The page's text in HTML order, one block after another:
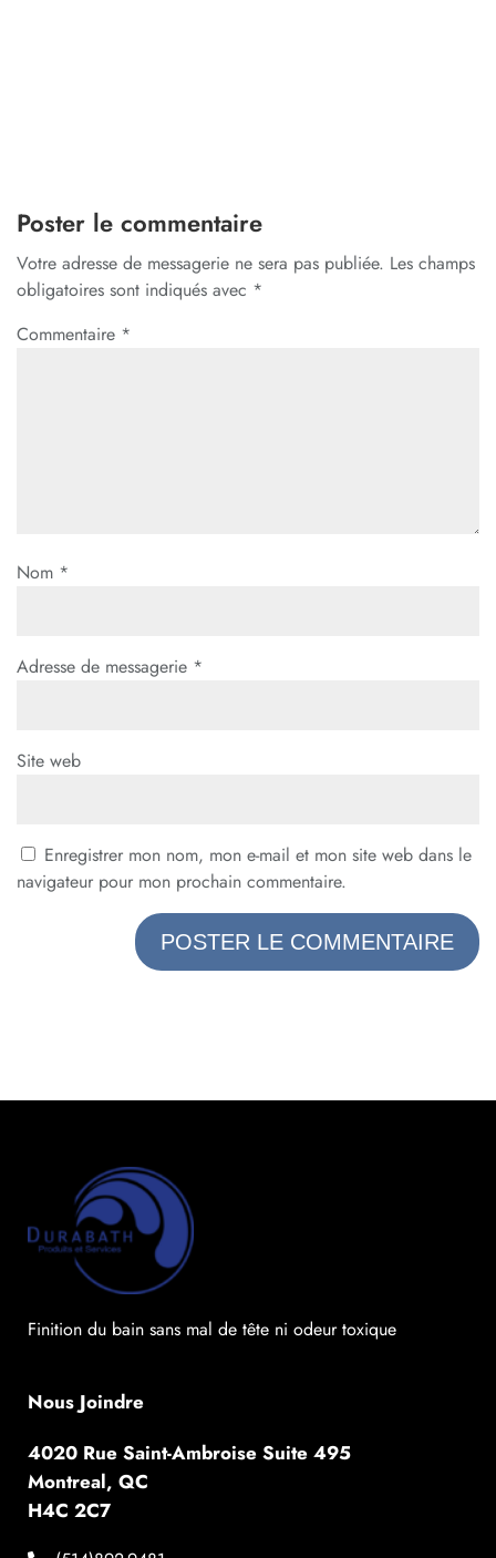
Poster le commentaire
Votre adresse de messagerie ne sera pas publiée. Les champs
obligatoires sont indiqués avec *
Commentaire *
Nom *
Adresse de messagerie *
Site web
Enregistrer mon nom, mon e-mail et mon site web dans le
navigateur pour mon prochain commentaire.
Finition du bain sans mal de tête ni odeur toxique
Nous Joindre
4020 Rue Saint-Ambroise Suite 495
Montreal, QC
H4C 2C7